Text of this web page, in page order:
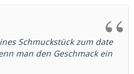
sich dann ja sogar über die
gefällt das scheinbar aber
Schmuckstück zum date
man den Geschmack ein